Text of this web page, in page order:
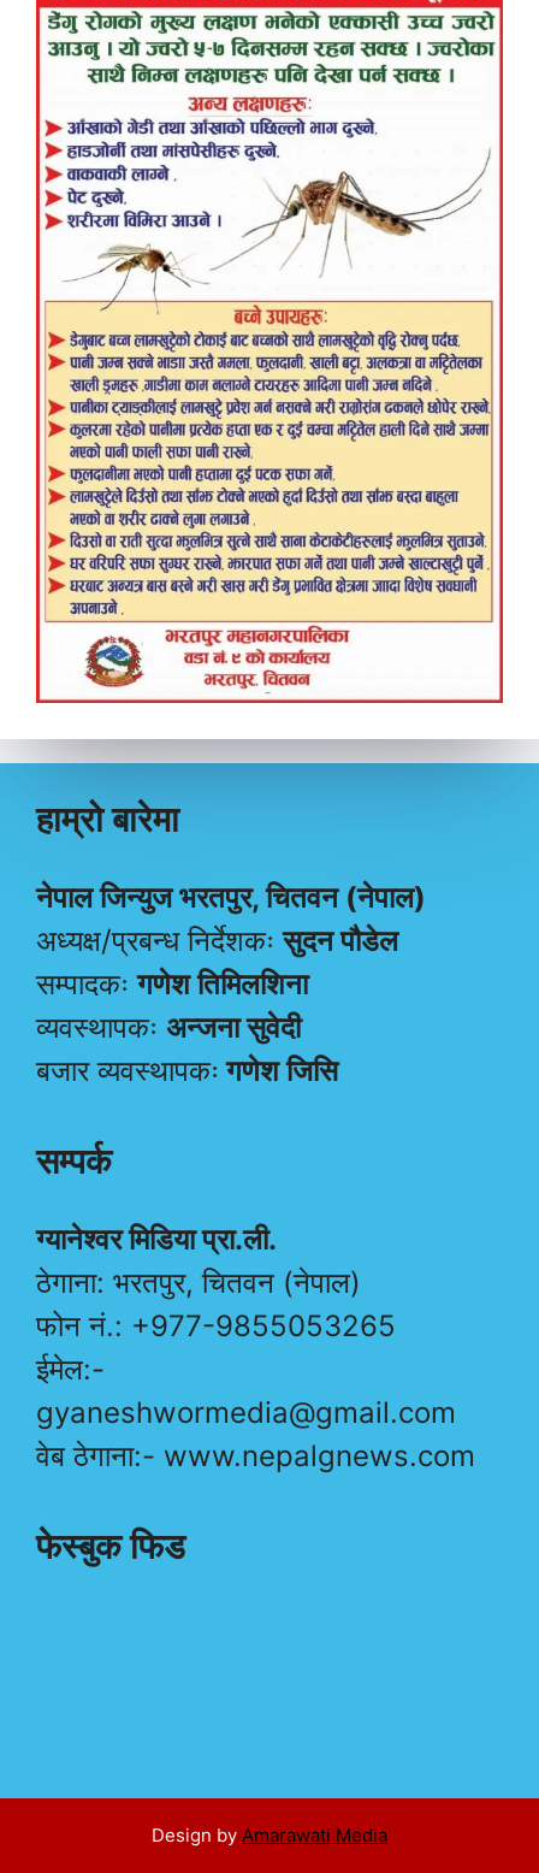
हाम्रो बारेमा
नेपाल जिन्युज भरतपुर, चितवन (नेपाल)
अध्यक्ष/प्रबन्ध निर्देशकःसुदन पौडेल
सम्पादकःगणेश तिमिलशिना
व्यवस्थापकः अन्जना सुवेदी
बजार व्यवस्थापकः गणेश जिसि
सम्पर्क
ग्यानेश्वर मिडिया प्रा.ली.
ठेगाना: भरतपुर, चितवन (नेपाल)
फोन नं.: +977-9855053265
ईमेल:-
gyaneshwormedia@gmail.com
वेब ठेगाना:- www.nepalgnews.com
फेस्बुक फिड
Design by Amarawati Media